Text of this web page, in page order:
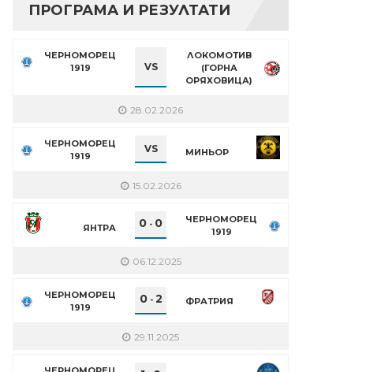
ПРОГРАМА И РЕЗУЛТАТИ
ЧЕРНОМОРЕЦ
1919
VS
ЛОКОМОТИВ
(ГОРНА
ОРЯХОВИЦА)
28.02.2026
ЧЕРНОМОРЕЦ
1919
VS МИНЬОР
15.02.2026
ЯНТРА 0 - 0
ЧЕРНОМОРЕЦ
1919
06.12.2025
ЧЕРНОМОРЕЦ
1919
0- 2 ФРАТРИЯ
29.11.2025